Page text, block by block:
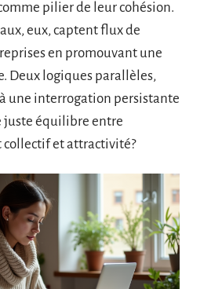
pilier de leur cohésion.
eux, captent flux de
en promouvant une
Deux logiques parallèles,
une interrogation persistante
juste équilibre entre
collectif et attractivité?